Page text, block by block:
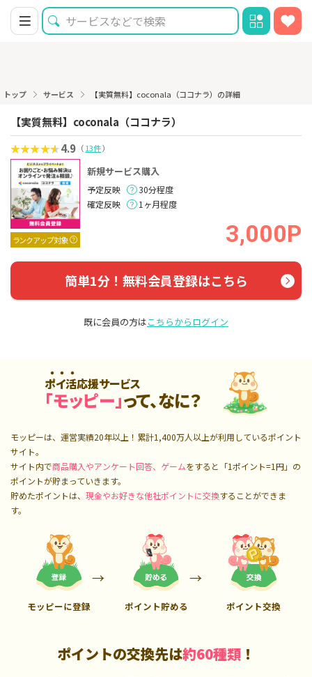
トップ サービス 【実質無料】coconala（ココナラ）の詳細
【実質無料】coconala（ココナラ）
4.9 （13件）
ランクアップ対象
新規サービス購入
予定反映
30分程度
確定反映
1ヶ月程度
3,000P
簡単1分！無料会員登録はこちら
既に会員の方はこちらからログイン
ポイ活応援サービス
「モッピー」って、なに？
モッピーは、運営実績20年以上！累計1,400万人以上が利用しているポイント
サイト。
サイト内で商品購入やアンケート回答、ゲームをすると「1ポイント=1円」の
ポイントが貯まっていきます。
貯めたポイントは、 現金やお好きな他社ポイントに交換することができま
す。
モッピーに登録 ポイント貯める ポイント交換
ポイントの交換先は約60種類 ！